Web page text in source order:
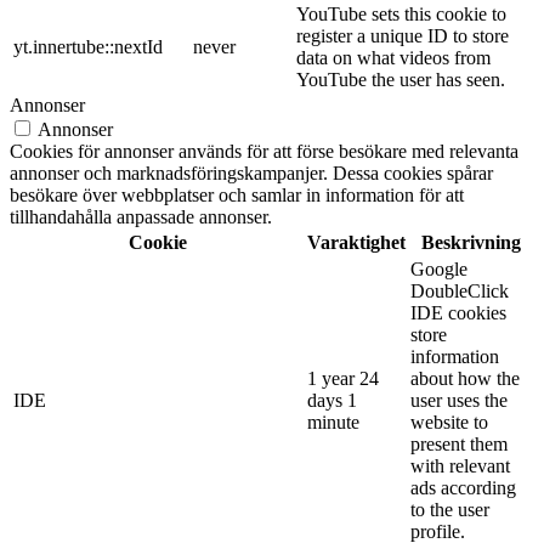
yt.innertube::nextId never
YouTube sets this cookie to
register a unique ID to store
data on what videos from
YouTube the user has seen.
Annonser
Annonser
Cookies för annonser används för att förse besökare med relevanta
annonser och marknadsföringskampanjer. Dessa cookies spårar
besökare över webbplatser och samlar in information för att
tillhandahålla anpassade annonser.
Cookie
Varaktighet Beskrivning
IDE
1 year 24
days 1
minute
Google
DoubleClick
IDE cookies
store
information
about how the
user uses the
website to
present them
with relevant
ads according
to the user
profile.